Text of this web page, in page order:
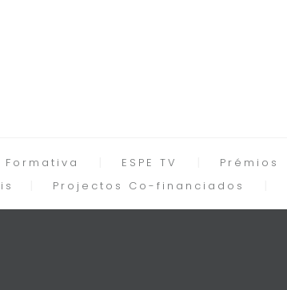
ESPE TV Prémios
Projectos Co-financiados